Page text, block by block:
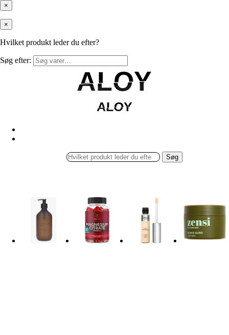
×
×
Hvilket produkt leder du efter?
Søg efter:
ALOY
ALOY
ALOY
ALOY
Søg